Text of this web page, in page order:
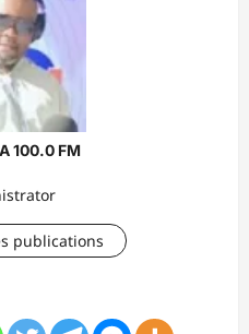
100.0 FM
publications